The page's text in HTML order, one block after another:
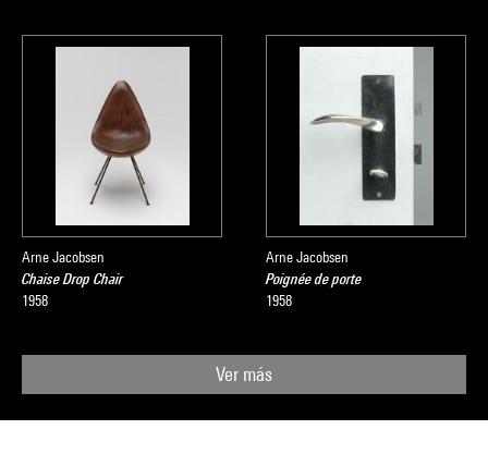
Arne Jacobsen
Chaise Drop Chair
1958
Arne Jacobsen
Poignée de porte
1958
Ver más